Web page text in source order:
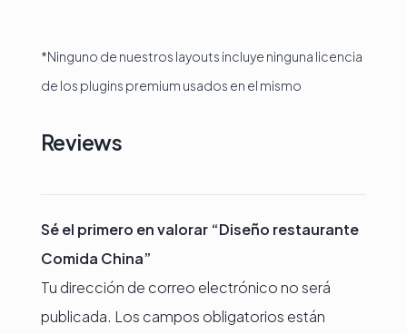
*Ninguno de nuestros layouts incluye ninguna licencia
de los plugins premium usados en el mismo
Reviews
Sé el primero en valorar “Diseño restaurante
Comida China”
Tu dirección de correo electrónico no será
publicada. Los campos obligatorios están